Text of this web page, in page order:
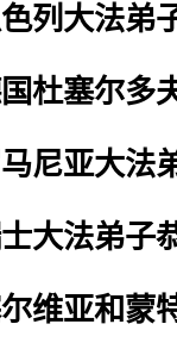
列大法弟
杜塞尔多
尼亚大法
大法弟子
维亚和蒙